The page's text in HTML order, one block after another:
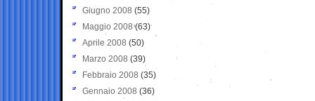
Giugno 2008 (55)
Maggio 2008(63)
Aprile 2008 (50)
Marzo 2008 (39)
Febbraio 2008 (35)
Gennaio 2008 (36)